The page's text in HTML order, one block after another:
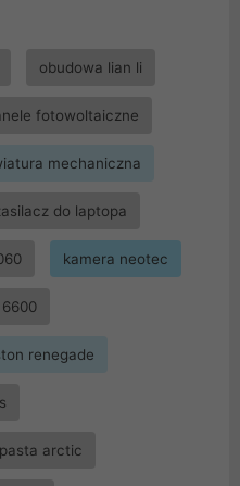
obudowa lian li
fotowoltaiczne
mechaniczna
do laptopa
kamera neotec
renegade
pasta arctic